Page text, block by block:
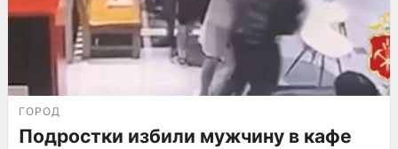
ГОРОД
Подростки избили мужчину в кафе